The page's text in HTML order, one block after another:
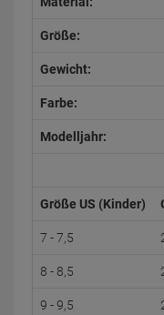
Größe:
Gewicht:
Farbe:
Modelljahr:
Größe US (Kinder)
7 - 7,5
8 - 8,5
9 - 9,5